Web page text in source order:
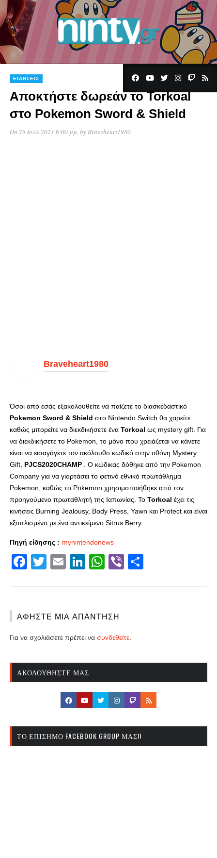
ΕΙΔΉΣΕΙΣ
Αποκτήστε δωρεάν το Torkoal
στο Pokemon Sword & Shield
On 25 Ιούλ 2021 6:00 μμ, byBraveheart1980
Braveheart1980
Όσοι από εσάς εξακολουθείτε να παίζετε το διασκεδαστικό
Pokemon Sword & Shield στο Nintendo Switch θα χαρείτε
καθώς μπορείτε να διεκδικήσετε ένα Torkoal ως mystery gift. Για
να διεκδικήσετε το Pokemon, το μόνο που χρειάζεται να κάνετε
είναι να εισαγάγετε τον ακόλουθο κωδικό στην οθόνη Mystery
Gift, PJCS2020CHAMP . Ο κώδικας δόθηκε από την Pokemon
Company για να γιορτάσει το φετινό εθνικό πρωτάθλημα
Pokemon, καθώς το Pokemon χρησιμοποιήθηκε από τον
προηγούμενο πρωταθλητή της Ιαπωνίας. Το Torkoal έχει τις
κινήσεις Burning Jealousy, Body Press, Yawn και Protect και είναι
εξοπλισμένο με ένα αντικείμενο Sitrus Berry.
Πηγή είδησης : mynintendonews
Facebook
Twitter
EmailLinkedIn
WhatsApp
Viber
ΑΦΉΣΤΕ ΜΙΑ ΑΠΆΝΤΗΣΗ
Για να σχολιάσετε πρέπει να συνδεθείτε
ΑΚΟΛΟΥΘΉΣΤΕ ΜΑΣ
ΤΟ ΕΠΊΣΗΜΟ FACEBOOK GROUP ΜΑΣ!!